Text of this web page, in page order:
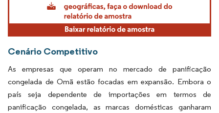
Cenário Competitivo
As empresas que operam no mercado de panificação
congelada de Omã estão focadas em expansão. Embora o
país seja dependente de importações em termos de
panificação congelada, as marcas domésticas ganharam